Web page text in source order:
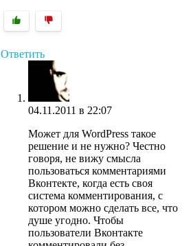
Ответить
04.11.2011 в 22:07
Может для WordPress такое
решение и не нужно? Честно
говоря, не вижу смысла
пользоваться комментариями
Вконтекте, когда есть своя
система комментирования, с
котором можно сделать все, что
душе угодно. Чтобы
пользователи Вконтакте